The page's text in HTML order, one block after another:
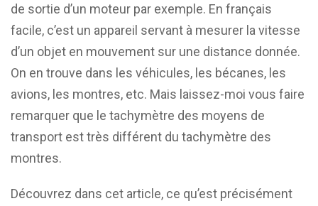
de sortie d’un moteur par exemple. En français
facile, c’est un appareil servant à mesurer la vitesse
d’un objet en mouvement sur une distance donnée.
On en trouve dans les véhicules, les bécanes, les
avions, les montres, etc. Mais laissez-moi vous faire
remarquer que le tachymètre des moyens de
transport est très différent du tachymètre des
montres.
Découvrez dans cet article, ce qu’est précisément